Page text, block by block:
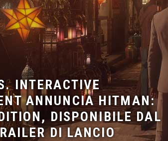
INTERACTIVE
ANNUNCIA HITMAN:
DISPONIBILE DAL
DI LANCIO